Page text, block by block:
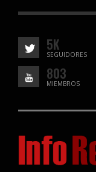
5K
SEGUIDORES
803
MIEMBROS